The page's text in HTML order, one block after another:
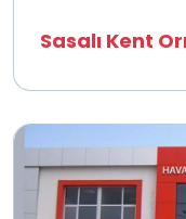
Sasalı Kent